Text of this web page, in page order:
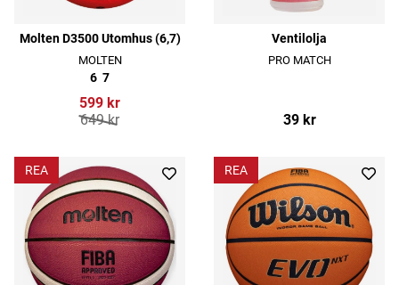
Molten D3500 Utomhus (6,7)
MOLTEN
6 7
599 kr
649 kr
Ventilolja
PRO MATCH
39 kr
REA REA